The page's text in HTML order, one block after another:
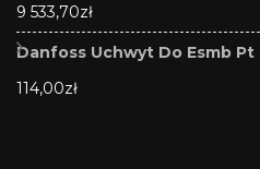
9 533,70zł
Danfoss Uchwyt Do Esmb Pt
114,00zł